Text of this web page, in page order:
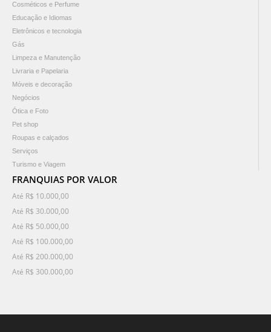
Cosméticos e Perfume
Educação e Idiomas
Eletrônicos e tecnologia
Gás
Limpeza e Manutenção
Livraria e Papelaria
Móveis e decoração
Negócios
Ótica e Foto
Pet shop
Roupas e calçados
Serviços
Turismo e Viagem
FRANQUIAS POR VALOR
Até R$ 10.000,00
Até R$ 30.000,00
Até R$ 50.000,00
Até R$ 100.000,00
Até R$ 200.000,00
Até R$ 300.000,00